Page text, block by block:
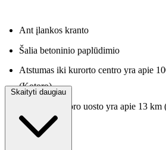
Ant įlankos kranto
Šalia betoninio paplūdimio
Atstumas iki kurorto centro yra apie
(Kotoro)
Atstumas iki oro uosto yra apie 13 km
Skaityti daugiau